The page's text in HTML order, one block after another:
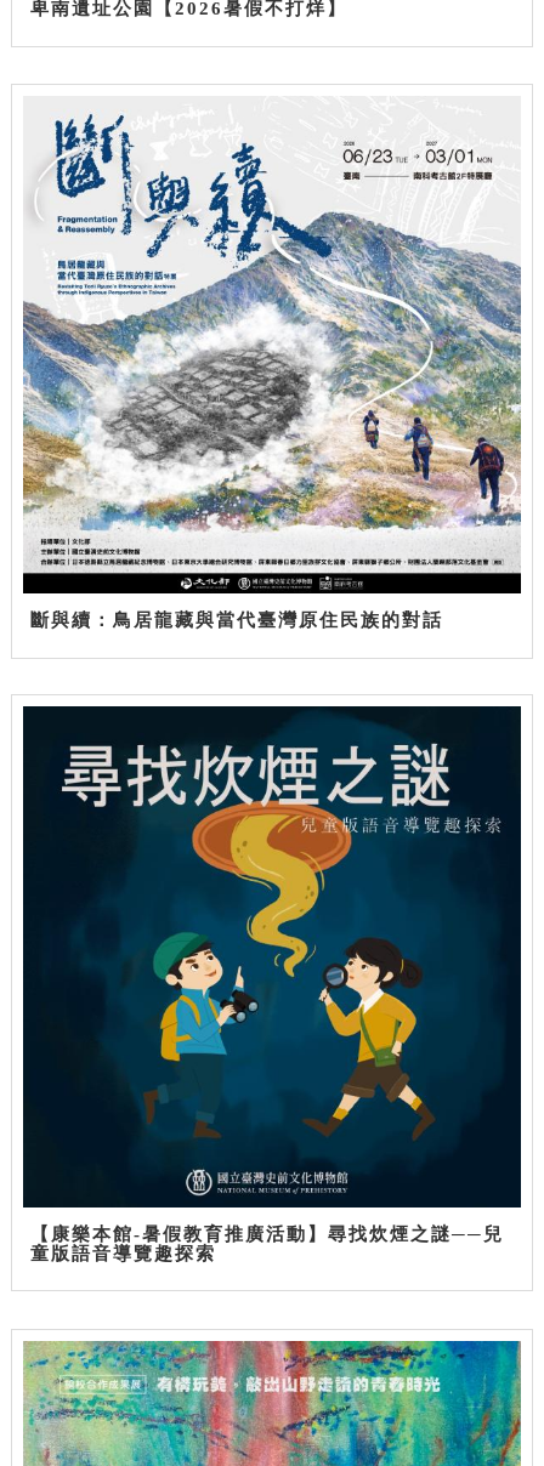
卑南遺址公園【2026暑假不打烊】
斷與續：鳥居龍藏與當代臺灣原住民族的對話
【康樂本館-暑假教育推廣活動】尋找炊煙之謎──兒
童版語音導覽趣探索